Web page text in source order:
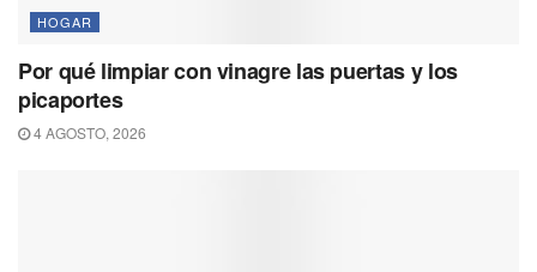
HOGAR
Por qué limpiar con vinagre las puertas y los
picaportes
4 AGOSTO, 2026